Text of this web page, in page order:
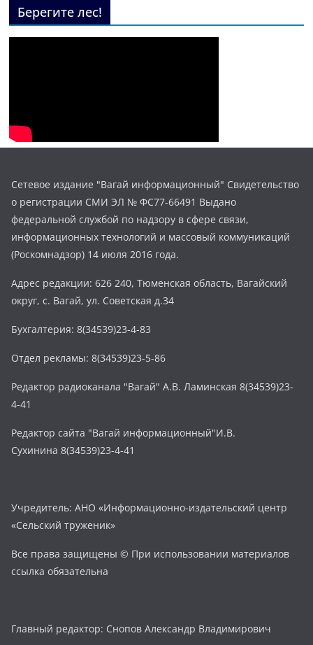
Берегите лес!
Сетевое издание "Вагай информационный" Свидетельство
о регистрации СМИ ЭЛ № ФС77-66491 Выдано
федеральной службой по надзору в сфере связи,
информационных технологий и массовый коммуникаций
(Роскомнадзор) 14 июля 2016 года.
Адрес редакции: 626 240, Тюменская область, Вагайский
округ, с. Вагай, ул. Советская д.34
Бухгалтерия: 8(34539)23-4-83
Отдел рекламы: 8(34539)23-5-86
Редактор радиоканала "Вагай" А.В. Ламинская 8(34539)23-
4-41
Редактор сайта "Вагай информационный"И.В.
Сухинина 8(34539)23-4-41
Учредитель: АНО «Информационно-издательский центр
«Сельский труженик»
Все права защищены © При использовании материалов
ссылка обязательна
Главный редактор: Снопов Александр Владимирович